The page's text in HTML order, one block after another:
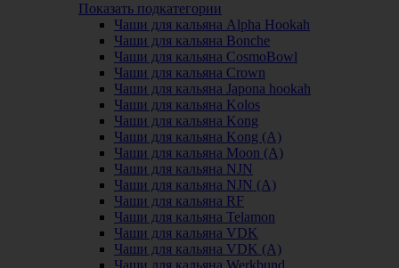
Показать подкатегории
Чаши для кальяна Alpha Hookah
Чаши для кальяна Bonche
Чаши для кальяна CosmoBowl
Чаши для кальяна Crown
Чаши для кальяна Japona hookah
Чаши для кальяна Kolos
Чаши для кальяна Kong
Чаши для кальяна Kong (A)
Чаши для кальяна Moon (А)
Чаши для кальяна NJN
Чаши для кальяна NJN (А)
Чаши для кальяна RF
Чаши для кальяна Telamon
Чаши для кальяна VDK
Чаши для кальяна VDK (А)
Чаши для кальяна Werkbund